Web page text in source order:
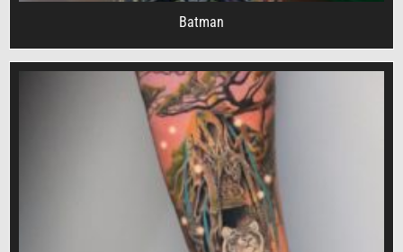
Batman